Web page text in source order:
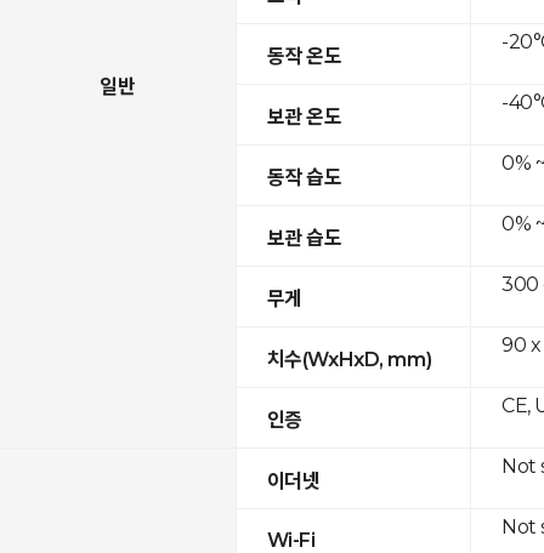
일반
동작 온도
보관 온도
동작 습도
보관 습도
무게
치수(WxHxD, mm)
인증
이더넷
Wi-Fi
-
-
0%
0%
300
90 x
CE,
Not
Not